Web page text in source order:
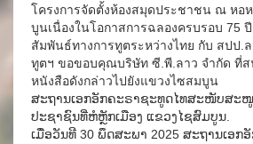
โครงการจัดตั้งห้องสมุดประชาชน ณ หอ
บูนเนื่องในโอกาสการฉลองครบรอบ 75
สัมพันธ์ทางการทูตระหว่างไทย กับ สปป.
ทูตฯ ขอขอบคุณบริษัท ซี.พี.ลาว จำกัด ที่ส
หนังสือดังกล่าวไปยังแขวงไซสมบูน
ສະຖານເອກອັກຄະຣາຊະທູດໄທສະໜັບສະ
ປະຊາຊົນທີ່ຫໍຫຼັກເມືອງ ແຂວງໄຊສົມບູນ.
ເມື່ອວັນທີ 30 ພຶດສະພາ 2025 ສະຖານເອກ